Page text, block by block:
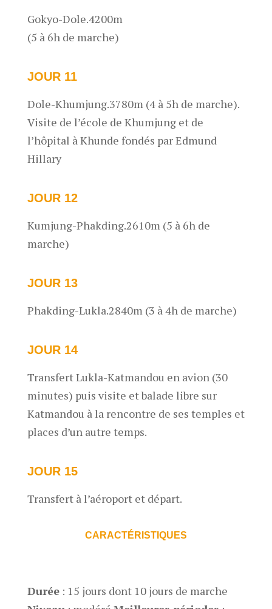
Gokyo-Dole.4200m
(5 à 6h de marche)
JOUR 11
Dole-Khumjung.3780m (4 à 5h de marche).
Visite de l’école de Khumjung et de
l’hôpital à Khunde fondés par Edmund
Hillary
JOUR 12
Kumjung-Phakding.2610m (5 à 6h de
marche)
JOUR 13
Phakding-Lukla.2840m (3 à 4h de marche)
JOUR 14
Transfert Lukla-Katmandou en avion (30
minutes) puis visite et balade libre sur
Katmandou à la rencontre de ses temples et
places d’un autre temps.
JOUR 15
Transfert à l’aéroport et départ.
CARACTÉRISTIQUES
Durée: 15 jours dont 10 jours de marche